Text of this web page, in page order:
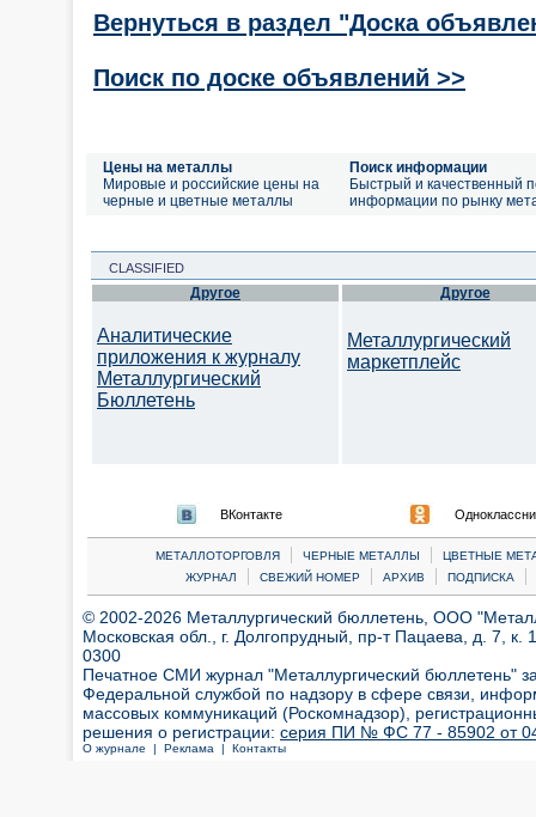
Вернуться в раздел "Доска
Поиск по доске объявлений >>
Цены на металлы
Мировые и российские цены на
черные и цветные металлы
Поиск информации
Быстрый и качественный
информации по рынку
CLASSIFIED
Другое
Аналитические
приложения к журналу
Металлургический
Бюллетень
Другое
Металлургический
маркетплейс
ВКонтакте
МЕТАЛЛОТОРГОВЛЯ | ЧЕРНЫЕ МЕТАЛЛЫ |
ЦВЕТНЫЕ
ЖУРНАЛ
| СВЕЖИЙ НОМЕР | АРХИВ | ПОДПИСКА |
© 2002-2026 Металлургический бюллетень, ООО
Московская обл., г. Долгопрудный, пр-т Пацаева, д. 7,
0300
Печатное СМИ журнал "Металлургический бюллетень"
Федеральной службой по надзору в сфере связи,
массовых коммуникаций (Роскомнадзор),
решения о регистрации: серия ПИ № ФС 77 - 85902 от 04
О журнале | Реклама | Контакты